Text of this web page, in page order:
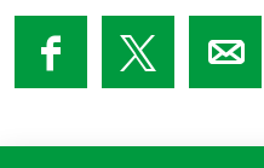
D
e
l
D
e
l
D
e
l